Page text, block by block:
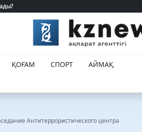
ҚОҒАМ СПОРТ
АЙМАҚ
Антитеррористического центра